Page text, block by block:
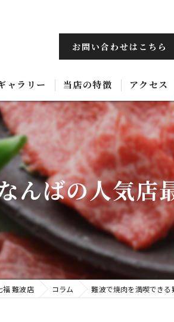
お問い合わせはこちら
ャラリー 当店の特徴
黒毛和牛
飲み放題
ホルモン
コース
韓国料理
アクセス
んばの人気店
福 難波店 コラム 難波で焼肉を満喫でき